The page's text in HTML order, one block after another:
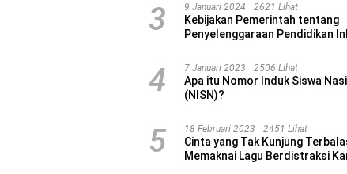
3 9 Januari 2024 2621 Lihat
Kebijakan Pemerintah tentang
Penyelenggaraan Pendidikan
4 7 Januari 2023 2506 Lihat
Apa itu Nomor Induk Siswa
(NISN)?
5 18 Februari 2023 2451 Lihat
Cinta yang Tak Kunjung
Memaknai Lagu Berdistraksi